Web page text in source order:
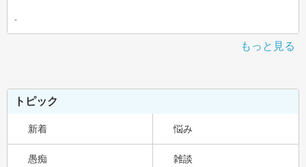
-
もっと見る
トピック
新着 悩み
愚痴 雑談